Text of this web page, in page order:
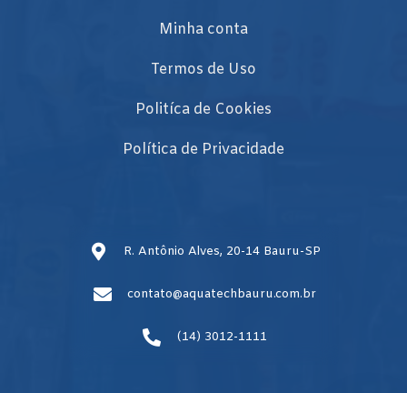
Minha conta
Termos de Uso
Politíca de Cookies
Política de Privacidade
R. Antônio Alves, 20-14 Bauru-SP
contato@aquatechbauru.com.br
(14) 3012-1111